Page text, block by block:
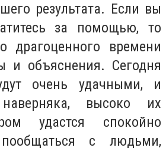
результата. Если вы
за помощью, то
драгоценного времени
и объяснения. Сегодня
очень удачными, и
высоко их
удастся спокойно
с людьми,